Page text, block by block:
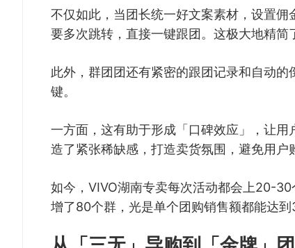
不仅如此，当团长统一好文案素材，设置
要多次跳转，直接一键跟团。这极大地精简
此外，群团团还有紧密的跟团记录和自动
键。
一方面，这有助于形成「口碑效应」，让
造了紧张稀缺感，打造卖货氛围，避免用户
如今，VIVO湖南专卖每次活动都会上20-
增了80个群，光是单个团购销售额都能达到